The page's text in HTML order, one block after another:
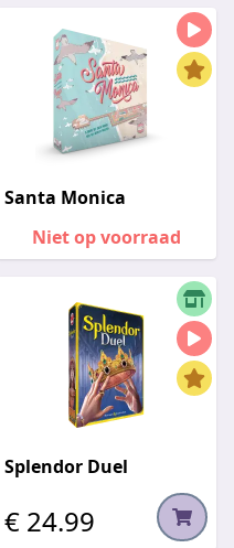
Santa Monica
Niet op voorraad
Splendor Duel
€ 24.99